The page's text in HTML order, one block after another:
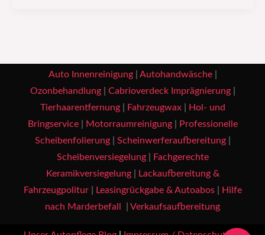
Auto Innenreinigung| Autohandwäsche|
Ozonbehandlung| Cabrioverdeck Imprägnierung|
Tierhaarentfernung| Fahrzeugwax|
Hol- und
Bringservice| Motorraumreinigung|
Professionelle
Scheibenfolierung| Scheinwerferaufbereitung|
Scheibenversiegelung|
Fachgerechte
Keramikversiegelung|
Lackaufbereitung &
Fahrzeugpolitur| Leasingrückgabe & Autoabos|
Hilfe
nach Marderbefall
Verkaufsaufbereitung